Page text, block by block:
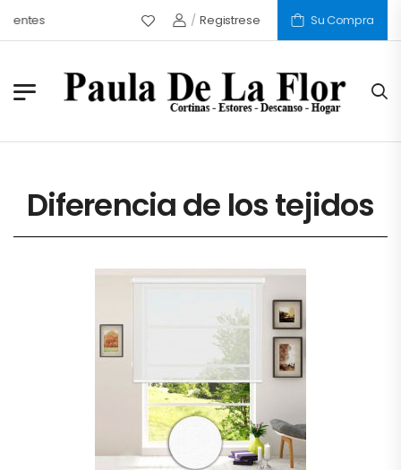
/ Registrese Su Compra
Diferencia de los tejidos